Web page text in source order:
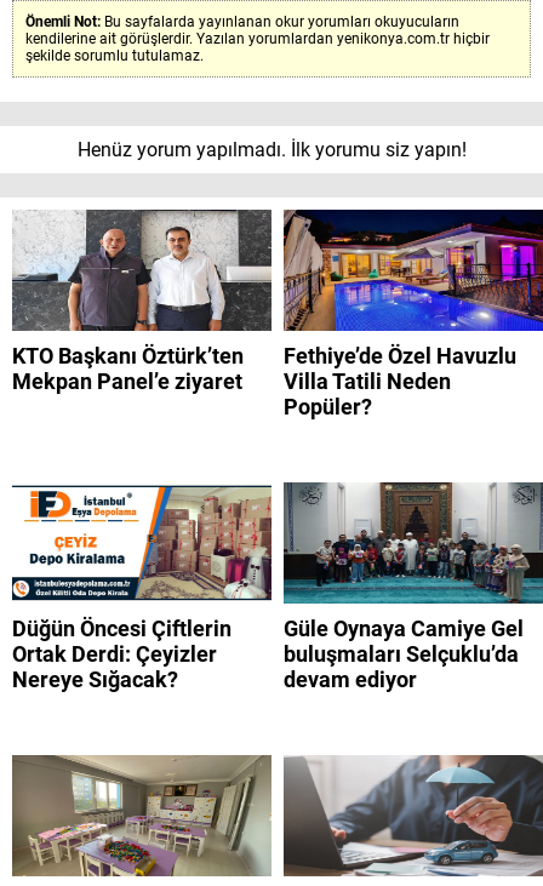
Önemli Not: Bu sayfalarda yayınlanan okur yorumları okuyucuların
kendilerine ait görüşlerdir. Yazılan yorumlardan yenikonya.com.tr hiçbir
şekilde sorumlu tutulamaz.
Henüz yorum yapılmadı. İlk yorumu siz yapın!
KTO Başkanı Öztürk’ten
Mekpan Panel’e ziyaret
Fethiye’de Özel Havuzlu
Villa Tatili Neden
Popüler?
Düğün Öncesi Çiftlerin
Ortak Derdi: Çeyizler
Nereye Sığacak?
Güle Oynaya Camiye Gel
buluşmaları Selçuklu’da
devam ediyor